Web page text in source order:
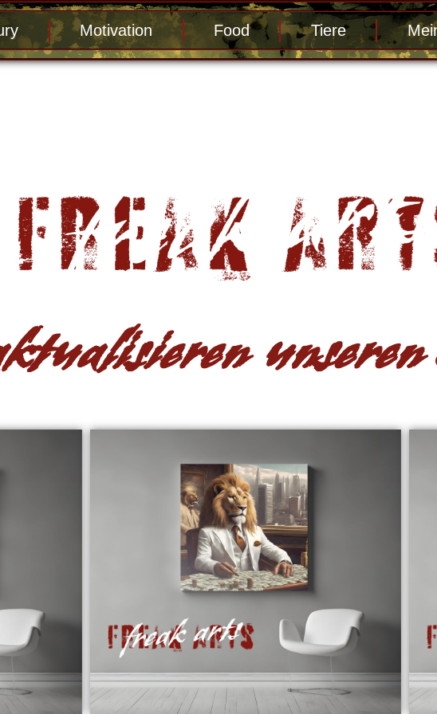
Motivation Food Tiere
unseren